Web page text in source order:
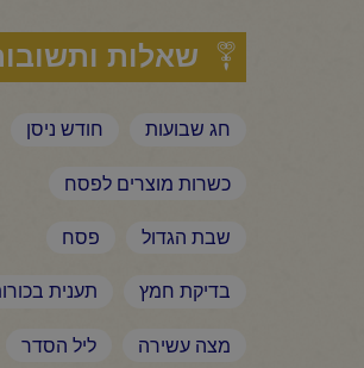
שאלות
חג שבועות חודש ניסן
כשרות מוצרים לפסח
שבת הגדול פסח
בדיקת חמץ תענית
מצה עשירה ליל הסדר